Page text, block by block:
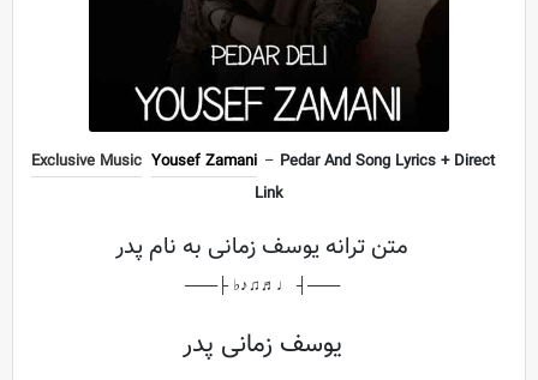
Exclusive Music Yousef Zamani – Pedar And Song Lyrics + Direct
Link
متن ترانه یوسف زمانی به نام پدر
───┤ ♩♬♫♪♭ ├───
یوسف زمانی پدر